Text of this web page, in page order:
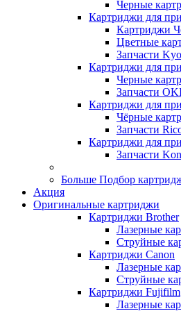
Черные
Картриджи для
Картриджи
Цветные
Запчасти
Картриджи для
Черные
Запчасти
Картриджи для
Чёрные
Запчасти
Картриджи для
Запчасти
Больше Подбор
Акция
Оригинальные картриджи
Картриджи Brother
Лазерные
Струйные
Картриджи Canon
Лазерные
Струйные
Картриджи Fujifilm
Лазерные